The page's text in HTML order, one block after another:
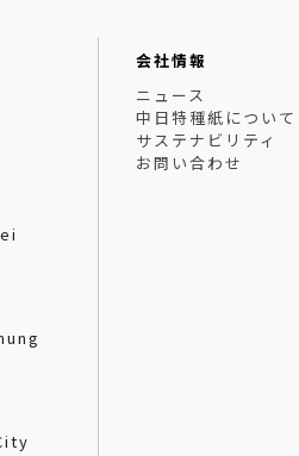
会社情報
ニュース
中日特種紙について
サステナビリティ
お問い合わせ